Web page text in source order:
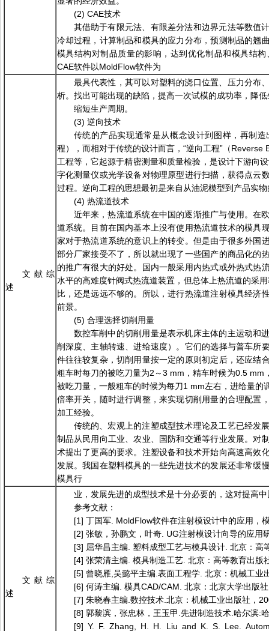
(2) CAE技术
其借助于有限元法、有限差分法和边界元法等数值
冷却过程，计算制品和模具的应力分布，预测制品的翘
模具结构对制品质量的影响，达到优化制品和模具结
CAE软件以MoldFlow软件为
文献综
述
最具代表性，其可以对塑料的浇口位置、压力分布
析。找出可能出现的缺陷，提高一次试模的成功率，降
缩短生产周期。
(3) 逆向技术
传统的产品实现通常是从概念设计到图样，再制
程），而相对于传统的设计而言，“逆向工程”（
工程等，它起源于精密测量和质量检验，是设计下游向
字化测量仪或光学设备对物理原型进行扫描，获得点云
过程。逆向工程的思想最初是来自从油泥模型到产品实
(4) 热流道技术
近年来，热流道系统在中国的逐渐推广与使用。在
道系统。目前在国内基本上没有使用热流道技术的模具
家对于热流道系统的意识上的转变。但是由于很多外国
部分厂家接受不了，所以就出现了一些国产的商品化的
的推广有很大的好处。国内一般采用内热式或外热式热
水平的高难度针阀式热流道装置，但总体上热流道的采
比，还是远远不够的。所以，进行热流道注射模具经济
前景。
(5) 合理选择切削用量
数控车削中的切削用量是表示机床主体的主运动和
削深度、主轴转速、进给速度）。它们的选择与普车所
件往往较复杂，切削用量按一定的原则初定后，还应结
粗车时每刀的被吃刀量为2～3 mm，精车时候为0.5 mm
被吃刀量，一般粗车的时候为每刀1 mm左右，进给量的
倍率开关，随时进行调整，来实现切削用量的合理配置
加工经验。
传统的、宏观上的注塑成型技术理论及工艺已经发
制品从民用向工业、农业、国防和交通等行业发展。对
术提出了更高的要求。注塑设备和技术开始向高速高效
发展。我国在塑料模具的一些先进技术的发展还非常缓
模具行
文献综
述
业，发展先进的成型技术是十分必要的，这对提高
参考文献：
[1] 丁国军. MoldFlow软件在注射模设计中的应用，
[2] 张敏，孙鹏文，叶奇. UG注射模设计向导的应用
[3] 屈华昌主编. 塑料成型工艺与模具设计. 北京：高
[4] 张荣清主编. 模具制造工艺. 北京：高等教育出版
[5] 曾晓雁,吴懿平主编.表面工程学. 北京：机械工业
[6] 何涛主编. 模具CAD/CAM. 北京：北京大学出版
[7] 朱晓春主编.数控技术.北京：机械工业出版社，
[8] 郭黎滨，张忠林，王玉甲.先进制造技术.哈尔滨:
[9] Y. F. Zhang, H. H. Liu and K. S. Lee.